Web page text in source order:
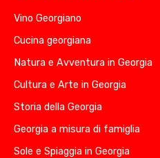
Vino Georgiano
Cucina georgiana
Natura e Avventura in Georgia
Cultura e Arte in Georgia
Storia della Georgia
Georgia a misura di famiglia
Sole e Spiaggia in Georgia